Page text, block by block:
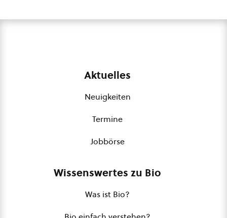
Aktuelles
Neuigkeiten
Termine
Jobbörse
Wissenswertes zu Bio
Was ist Bio?